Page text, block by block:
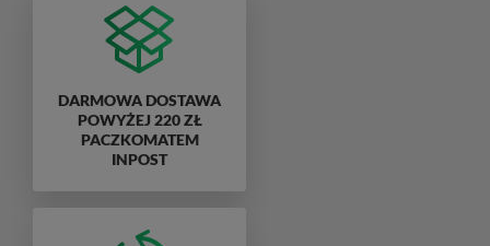
DARMOWA DOSTAWA
POWYŻEJ 220 ZŁ
PACZKOMATEM
INPOST